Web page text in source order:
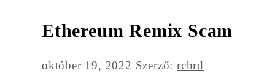
Ethereum Remix Scam
október 19, 2022 Szerző:rchrd